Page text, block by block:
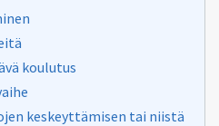
koulutus
keskeyttämisen tai niistä